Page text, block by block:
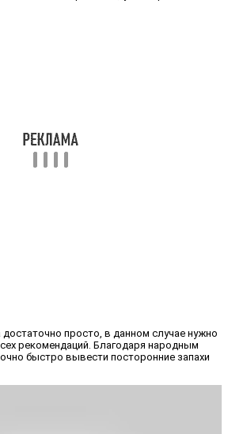
достаточно просто, в данном случае нужно
рекомендаций. Благодаря народным
быстро вывести посторонние запахи